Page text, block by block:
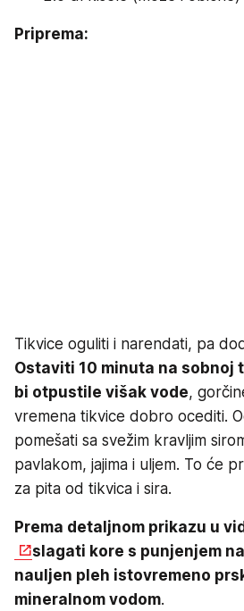
Priprema:
Tikvice oguliti i narendati, pa
Ostaviti 10 minuta na sobnoj
bi otpustile višak vode,
vremena tikvice dobro ocediti.
pomešati sa svežim kravljim
pavlakom, jajima i uljem. To će
za pita od tikvica i sira.
Prema detaljnom prikazu u
slagati kore s punjenjem
nauljen pleh istovremeno
mineralnom vodom.